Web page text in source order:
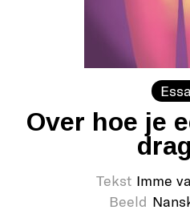
Over hoe je
Tekst Imme
Beeld